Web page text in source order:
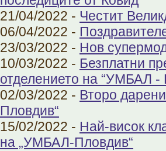
21/04/2022 - Честит
06/04/2022 -
23/03/2022 - Нов
10/03/2022 - Безплатни
отделението на “УМБАЛ -
02/03/2022 - Второ
Пловдив“
15/02/2022 - Най-висок
на „УМБАЛ-Пловдив“